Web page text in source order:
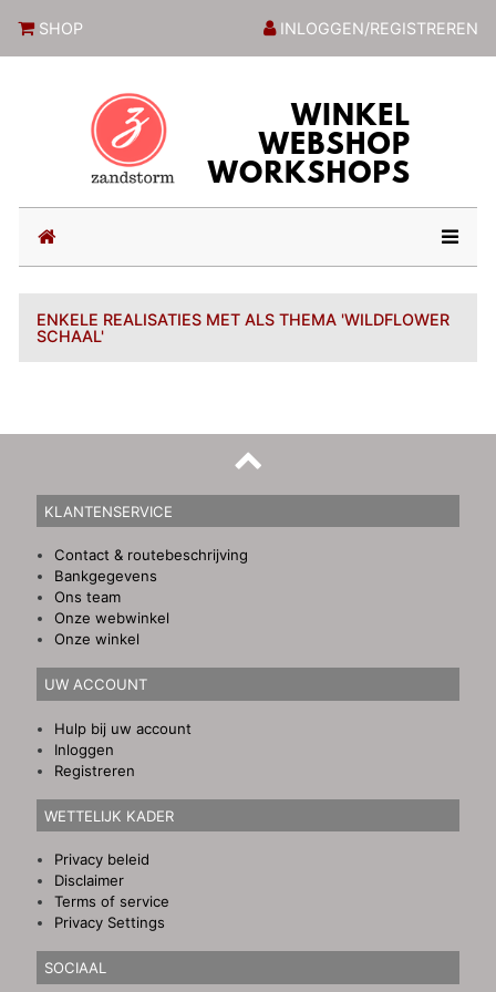
SHOP INLOGGEN/REGISTREREN
(current)
ENKELE REALISATIES MET ALS THEMA 'WILDFLOWER
SCHAAL'
KLANTENSERVICE
Contact & routebeschrijving
Bankgegevens
Ons team
Onze webwinkel
Onze winkel
UW ACCOUNT
Hulp bij uw account
Inloggen
Registreren
WETTELIJK KADER
Privacy beleid
Disclaimer
Terms of service
Privacy Settings
SOCIAAL